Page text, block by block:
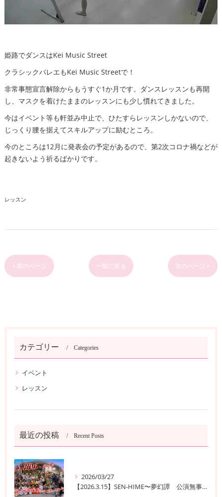
姫路でダンスはKei Music Street
クラシックバレエもKei Music Streetで！
非常事態宣言解除からもうすぐ1か月です。ダンスレッスンも再開
し、マスクを着けたままのレッスンにも少し慣れてきました。
今はイベント等も軒並み中止で、ひたすらレッスンしかないので、
じっくり腰を据えてスキルアップに励むところ。
今のところは12月に発表会の予定があるので、第2次コロナ禍などが
起きないよう祈るばかりです。
レッスン
< 前のページ 一覧に戻る 次のページ >
カテゴリー Categories
イベント
レッスン
最近の投稿 Recent Posts
2026/03/27
【2026.3.15】SEN-HIME〜夢幻譚 公演無事終了